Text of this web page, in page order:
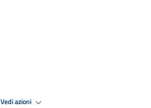
Vedi azioni